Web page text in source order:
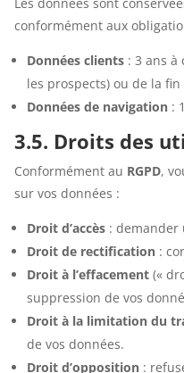
conformément aux
Données clients: 3 ans à
les prospects) ou de la
Données de navigation:
3.5. Droits des
Conformément au RGPD,
sur vos données :
Droit d’accès: demander
Droit de rectification:
Droit à l’effacement(«
suppression de vos
Droit à la limitation du
de vos données.
Droit d’opposition: